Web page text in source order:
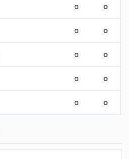
0 0
0 0
0 0
0 0
0 0